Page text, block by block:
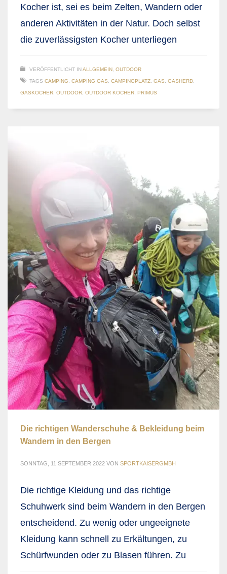
Kocher ist, sei es beim Zelten, Wandern oder
anderen Aktivitäten in der Natur. Doch selbst
die zuverlässigsten Kocher unterliegen
VERÖFFENTLICHT IN ALLGEMEIN, OUTDOOR
TAGS CAMPING, CAMPING GAS, CAMPINGPLATZ, GAS, GASHERD,
GASKOCHER, OUTDOOR, OUTDOOR KOCHER, PRIMUS
Die richtigen Wanderschuhe & Bekleidung beim
Wandern in den Bergen
SONNTAG, 11 SEPTEMBER 2022 VON SPORTKAISERGMBH
Die richtige Kleidung und das richtige
Schuhwerk sind beim Wandern in den Bergen
entscheidend. Zu wenig oder ungeeignete
Kleidung kann schnell zu Erkältungen, zu
Schürfwunden oder zu Blasen führen. Zu